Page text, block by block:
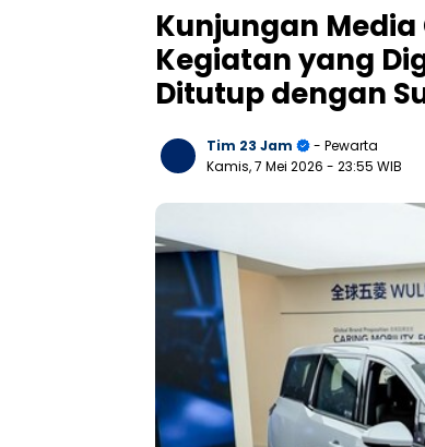
Kunjungan
Kegiatan yang
Ditutup dengan
Tim 23 Jam
- Pewarta
Kamis, 7 Mei 2026 - 23:55 WIB